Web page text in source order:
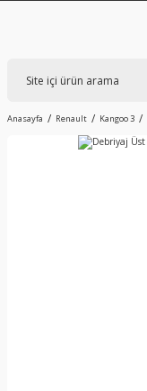
Anasayfa Renault Kangoo 3